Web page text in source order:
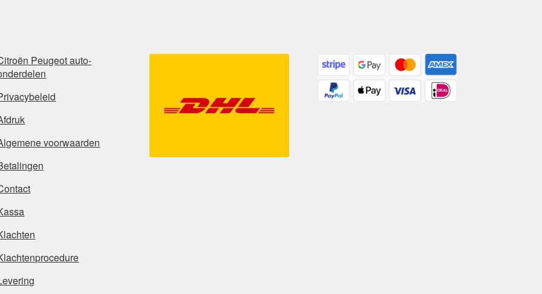
Peugeot auto-
voorwaarden